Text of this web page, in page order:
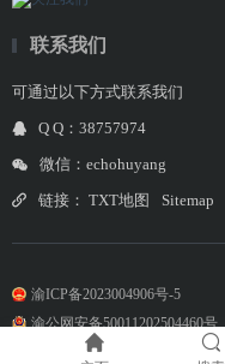
联系我们
可通过以下方式联系我们
Q Q：38757974
微信：echohuyang
链接： TXT地图 Sitemap
渝ICP备2023004906号-5
渝公网安备50011202504460号